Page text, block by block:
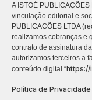
A ISTOÉ
vinculação editorial e
PUBLICACÕES LTDA
realizamos cobranças e
contrato de assinatura
autorizamos terceiros a
conteúdo digital “
Política de Privacidade